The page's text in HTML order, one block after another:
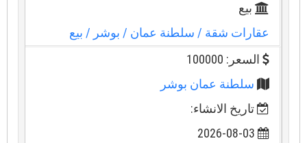
بيع
عقارات شقة / سلطنة عمان/ بوشر / بيع
السعر: 100000
سلطنة عمان بوشر
تاريخ الانشاء:
2026-08-03